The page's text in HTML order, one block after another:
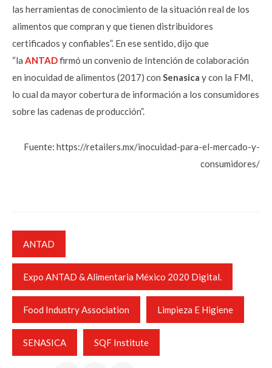
las herramientas de conocimiento de la situación real de los
alimentos que compran y que tienen distribuidores
certificados y confiables”. En ese sentido, dijo que
“la ANTADfirmó un convenio de Intención de colaboración
en inocuidad de alimentos (2017) con Senasica y con la FMI,
lo cual da mayor cobertura de información a los consumidores
sobre las cadenas de producción”.
Fuente: https://retailers.mx/inocuidad-para-el-mercado-y-
consumidores/
ANTAD
Expo ANTAD & Alimentaria México 2020 Digital.
Food Industry Association Limpieza E Higiene
SENASICA SQF Institute